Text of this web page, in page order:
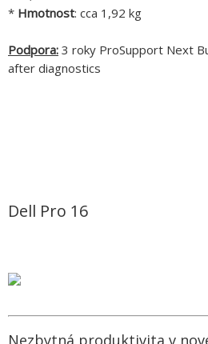
* Hmotnost: cca 1,92 kg
Podpora: 3 roky ProSupport Next
after diagnostics
Dell Pro 16
Nezbytná produktivita v